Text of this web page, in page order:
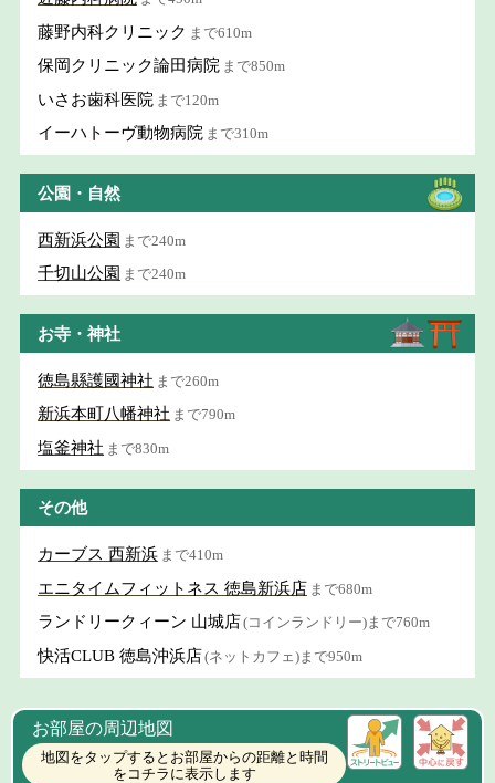
藤野内科クリニック まで610m
保岡クリニック論田病院 まで850m
いさお歯科医院 まで120m
イーハトーヴ動物病院 まで310m
公園・自然
西新浜公園 まで240m
千切山公園 まで240m
お寺・神社
徳島縣護國神社 まで260m
新浜本町八幡神社 まで790m
塩釜神社 まで830m
その他
カーブス 西新浜 まで410m
エニタイムフィットネス 徳島新浜店 まで680m
ランドリークィーン 山城店(コインランドリー)まで760m
快活CLUB 徳島沖浜店(ネットカフェ)まで950m
お部屋の周辺地図
地図をタップするとお部屋からの距離と時間
をコチラに表示します